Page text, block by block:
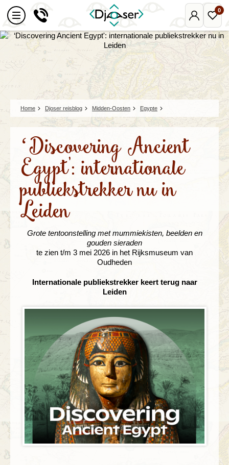
Mijn
Djoser
0
Home Djoser reisblog Midden-Oosten Egypte
‘Discovering Ancient
Egypt': internationale
publiekstrekker nu in
Leiden
Grote tentoonstelling met mummiekisten, beelden en
gouden sieraden
te zien t/m 3 mei 2026 in het Rijksmuseum van
Oudheden
Internationale publiekstrekker keert terug naar
Leiden